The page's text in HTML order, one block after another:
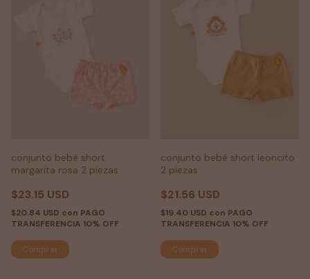
conjunto bebé short
margarita rosa 2 piezas
$23.15 USD
$20.84 USD con PAGO
TRANSFERENCIA 10% OFF
Comprar
conjunto bebé short leoncito
2 piezas
$21.56 USD
$19.40 USD con PAGO
TRANSFERENCIA 10% OFF
Comprar